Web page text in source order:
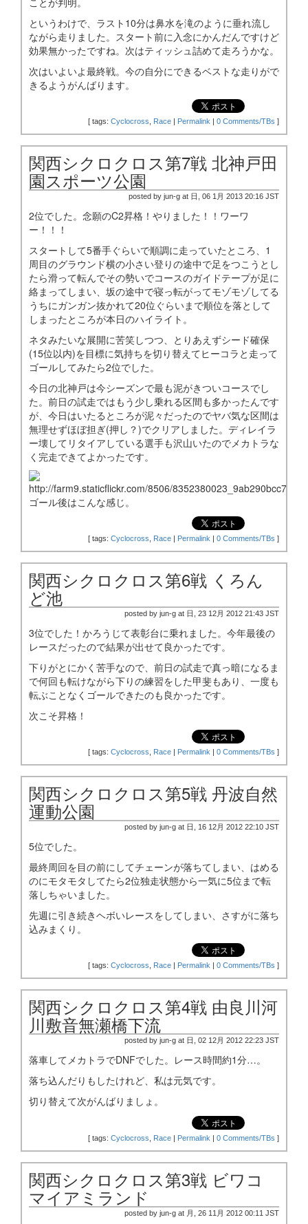
というわけで、ラスト10分は鼻水を滝のように垂れ流し
ながら走りました。スタート前に入念にかんだんですけど
効果無かったですね。次はティッシュ詰めて走ろうかな。
次はいよいよ最終戦。今の自分にできるベストな走りがで
きるようがんばります。
[ tags: Cyclocross Race | Permalink | 0 Comments/TBs ]
関西シクロクロス第7戦 北神戸田
園スポーツ公園
posted by jun-g at 日, 06 1月 2013 20:16 JST
2位でした。念願のC2昇格！やりました！！ワーワ
ー！！！
スタートして5番手ぐらいで順調に走っていたところ、1
周目のグラウンド横の小さい登りの途中で足をつこうとし
たら滑って転んでその勢いでコースのガイドテープが足に
絡まってしまい、坂の途中で寝っ転がってモゾモゾしてる
うちにガンガン抜かれて20位ぐらいまで順位を落として
しまったところが本日のハイライト。
ネタみたいな展開に苦笑しつつ、とりあえずシード確保
(15位以内)を目標に気持ちを切り替えてヒーコラと走って
ゴールしてみたら2位でした。
今日の北神戸は今シーズンで最も泥がきついコースでし
た。前日の試走ではもう少し乗れる区間も多かったんです
が、今日はいたるところが泥々だったのでヤバ気な区間は
無理せずほぼ担ぎ(押し？)でクリアしました。ディレイラ
ー壊してリタイアしている選手も沢山いたのでメカトラな
く完走できてよかったです。
ゴール後はこんな感じ。
[ tags: Cyclocross Race | Permalink | 0 Comments/TBs ]
関西シクロクロス第6戦 くろん
ど池
posted by jun-g at 日, 23 12月 2012 21:43 JST
3位でした！かろうじて表彰台に乗れました。今年最後の
レースだったので結果が出せて良かったです。
下りがとにかく苦手なので、前日の試走で真っ暗になるま
で何回も転けながら下りの練習をした甲斐もあり、一度も
転ぶことなくゴールできたのも良かったです。
次こそ昇格！
[ tags: Cyclocross Race | Permalink | 0 Comments/TBs ]
関西シクロクロス第5戦 丹波自然
運動公園
posted by jun-g at 日, 16 12月 2012 22:10 JST
5位でした。
最終周回を目の前にしてチェーンが落ちてしまい、はめる
のにモタモタしてたら2位独走状態から一気に5位まで転
落しちゃいました。
先週に引き続きヘボいレースをしてしまい、さすがに落ち
込みまくり。
[ tags: Cyclocross Race Permalink 0 Comments/TBs ]
関西シクロクロス第4戦 由良川河
川敷音無瀬橋下流
posted by jun-g at 日, 02 12月 2012 22:23 JST
落車してメカトラでDNFでした。レース時間約1分…。
落ち込んだりもしたけれど、私は元気です。
切り替えて次がんばりましょ。
[ tags: Cyclocross Race | Permalink | 0 Comments/TBs ]
関西シクロクロス第3戦 ビワコ
マイアミランド
posted by jun-g at 月, 26 11月 2012 00:11 JST